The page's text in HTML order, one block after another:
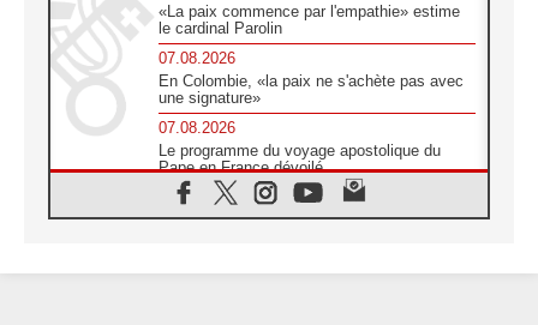
«La paix commence par l'empathie» estime
le cardinal Parolin
07.08.2026
En Colombie, «la paix ne s'achète pas avec
une signature»
07.08.2026
Le programme du voyage apostolique du
Pape en France dévoilé
07.08.2026
1ère Conférence continentale sur l'éducation